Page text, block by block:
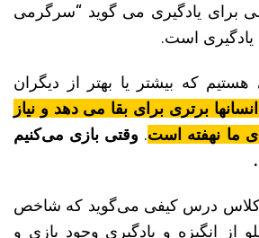
برای یادگیری می گوید “سرگرمی
یادگیری است.
هستیم که بیشتر یا بهتر از دیگران
برتری برای بقا می دهد و نیاز
ما نهفته است. وقتی بازی می‌کنیم
درس کیفی می‌گوید که شاخص
از انگیزه و یادگیری وجود بازی و